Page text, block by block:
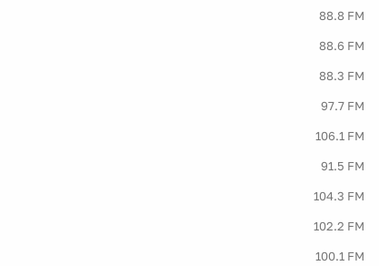
88.8 FM
88.6 FM
88.3 FM
97.7 FM
106.1 FM
91.5 FM
104.3 FM
102.2 FM
100.1 FM